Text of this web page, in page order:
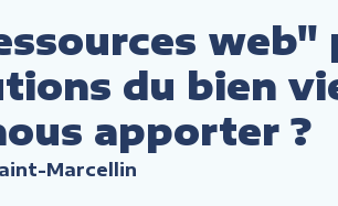
web"
du bien
apporter ?
Marcellin